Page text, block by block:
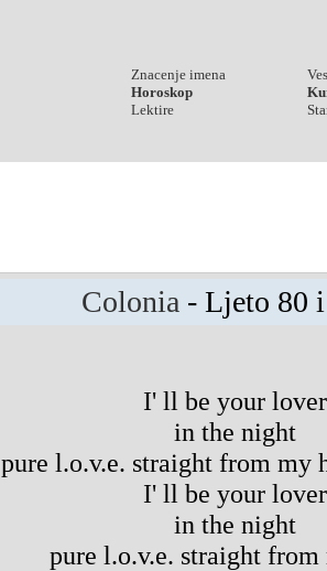
Znacenje imena
Horoskop
Lektire
Colonia - Ljeto 80
I' ll be your lover
in the night
pure l.o.v.e. straight from my
I' ll be your lover
in the night
pure l.o.v.e. straight from